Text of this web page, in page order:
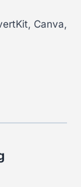
Canva,